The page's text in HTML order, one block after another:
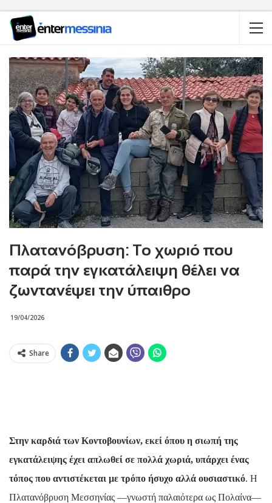
Πλατανόβρυση: Το χωριό που
παρά την εγκατάλειψη θέλει να
ζωντανέψει την ύπαιθρο
19/04/2026
Share
Στην καρδιά των Κοντοβουνίων, εκεί όπου η σιωπή της
εγκατάλειψης έχει απλωθεί σε πολλά χωριά, υπάρχει ένας
τόπος που αντιστέκεται με τρόπο ήσυχο αλλά ουσιαστικό. Η
Πλατανόβρυση Μεσσηνίας —γνωστή παλαιότερα ως Πολαίνα—